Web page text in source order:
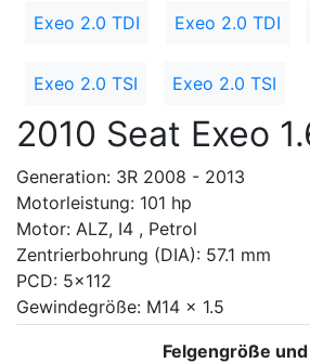
Exeo 2.0 TDI Exeo 2.0 TDI
Exeo 2.0 TSI Exeo 2.0 TSI
2010 Seat Exeo
Generation: 3R 2008 - 2013
Motorleistung: 101 hp
Motor: ALZ, I4 , Petrol
Zentrierbohrung (DIA): 57.1 mm
PCD: 5x112
Gewindegröße: M14 x 1.5
Felgengröße und